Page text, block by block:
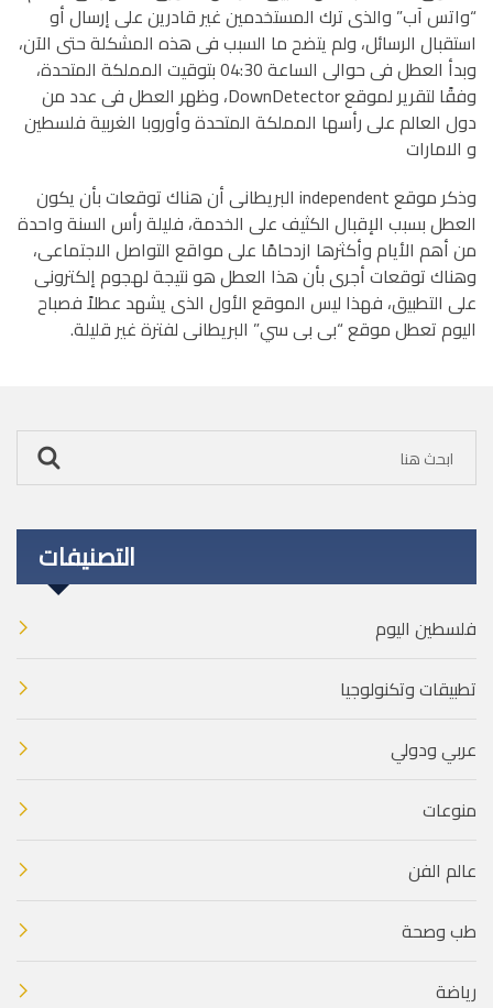
“واتس آب” والذى ترك المستخدمين غير قادرين على إرسال أو
استقبال الرسائل، ولم يتضح ما السبب فى هذه المشكلة حتى الآن،
وبدأ العطل فى حوالى الساعة 04:30 بتوقيت المملكة المتحدة،
وفقًا لتقرير لموقع DownDetector، وظهر العطل فى عدد من
دول العالم على رأسها المملكة المتحدة وأوروبا الغربية فلسطين
و الامارات
وذكر موقع independent البريطانى أن هناك توقعات بأن يكون
العطل بسبب الإقبال الكثيف على الخدمة، فليلة رأس السنة واحدة
من أهم الأيام وأكثرها ازدحامًا على مواقع التواصل الاجتماعى،
وهناك توقعات أجرى بأن هذا العطل هو نتيجة لهجوم إلكترونى
على التطبيق، فهذا ليس الموقع الأول الذى يشهد عطلاً فصباح
اليوم تعطل موقع “بى بى سي” البريطانى لفترة غير قليلة.
التصنيفات
فلسطين اليوم
تطبيقات وتكنولوجيا
عربي ودولي
منوعات
عالم الفن
طب وصحة
رياضة